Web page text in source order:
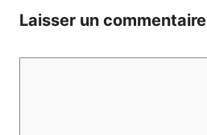
Laisser un commentaire